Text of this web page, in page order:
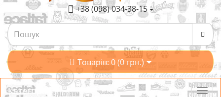
+38 (098) 034-38-15
Товарів: 0 (0 грн.)
Категорії